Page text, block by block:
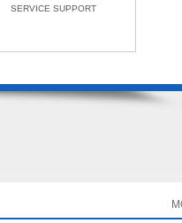
SERVICE SUPPORT